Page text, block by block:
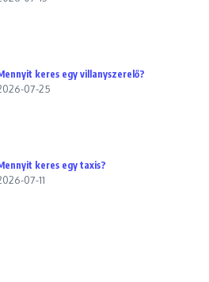
keres egy villanyszerelő?
07-25
keres egy taxis?
07-11